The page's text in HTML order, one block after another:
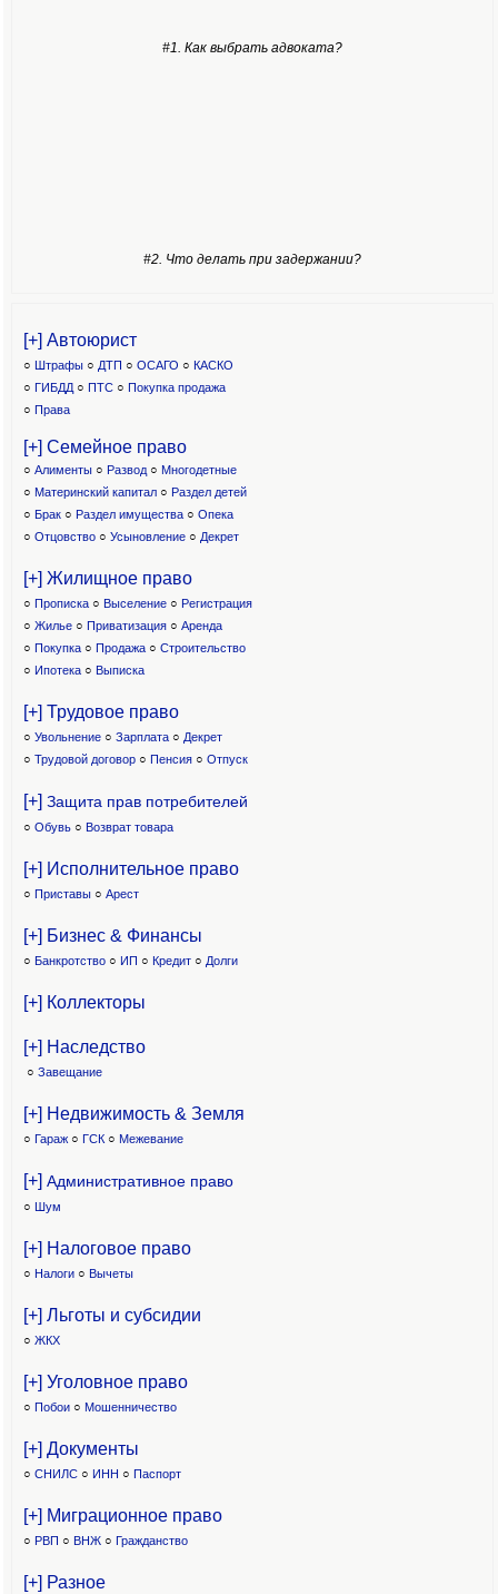
#1. Как выбрать адвоката?
#2. Что делать при задержании?
[+] Автоюрист
○ Штрафы ○ ДТП ○ ОСАГО ○ КАСКО
○ ГИБДД ○ ПТС ○ Покупка продажа
○ Права
[+] Семейное право
○ Алименты ○ Развод ○ Многодетные
○ Материнский капитал○ Раздел детей
○ Брак ○ Раздел имущества ○ Опека
○ Отцовство○ Усыновление ○ Декрет
[+] Жилищное право
○ Прописка ○ Выселение ○ Регистрация
○ Жилье ○ Приватизация ○ Аренда
○ Покупка ○ Продажа ○ Строительство
○ Ипотека ○ Выписка
[+] Трудовое право
○ Увольнение ○ Зарплата ○ Декрет
○ Трудовой договор ○ Пенсия ○ Отпуск
[+] Защита прав потребителей
○ Обувь ○ Возврат товара
[+] Исполнительное право
○ Приставы ○ Арест
[+] Бизнес & Финансы
○ Банкротство ○ ИП ○ Кредит ○ Долги
[+] Коллекторы
[+] Наследство
○ Завещание
[+] Недвижимость & Земля
○ Гараж ○ ГСК ○ Межевание
[+] Административное право
○ Шум
[+] Налоговое право
○ Налоги ○ Вычеты
[+] Льготы и субсидии
○ ЖКХ
[+] Уголовное право
○ Побои ○ Мошенничество
[+] Документы
○ СНИЛС ○ ИНН ○ Паспорт
[+] Миграционное право
○ РВП ○ ВНЖ ○ Гражданство
[+] Разное